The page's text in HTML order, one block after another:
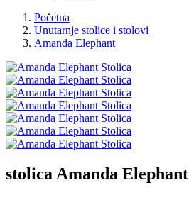
Početna
Unutarnje stolice i stolovi
Amanda Elephant
stolica Amanda Elephant